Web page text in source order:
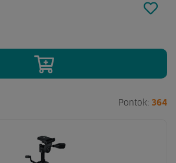
Pontok: 364